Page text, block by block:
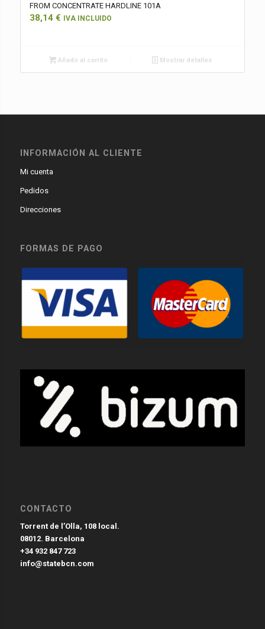
FROM CONCENTRATE HARDLINE 101A
38,14 € IVA INCLUIDO
Añadir al carrito Mostrar detalles
INFORMACIÓN AL CLIENTE
Mi cuenta
Pedidos
Direcciones
FORMAS DE PAGO
CONTACTO
Torrent de l’Olla, 108 local.
08012. Barcelona
+34 932 847 723
info@statebcn.com